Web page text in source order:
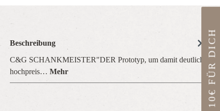
Beschreibung
C&G SCHANKMEISTER"DER Prototyp, um damit deutlich
hochpreis… Mehr 10€ FÜR DICH